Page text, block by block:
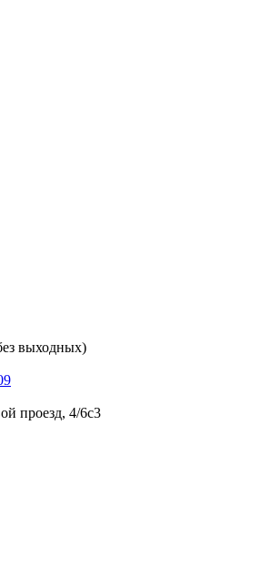
выходных)
проезд, 4/6с3